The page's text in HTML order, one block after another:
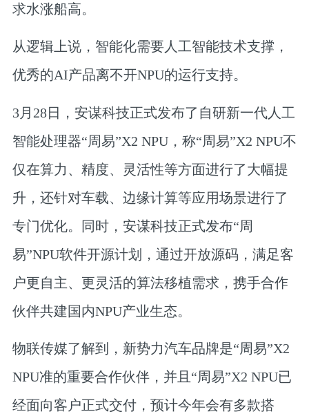
求水涨船高。
从逻辑上说，智能化需要人工智能技术支撑，
优秀的AI产品离不开NPU的运行支持。
3月28日，安谋科技正式发布了自研新一代人工
智能处理器“周易”X2 NPU，称“周易”X2 NPU不
仅在算力、精度、灵活性等方面进行了大幅提
升，还针对车载、边缘计算等应用场景进行了
专门优化。同时，安谋科技正式发布“周
易”NPU软件开源计划，通过开放源码，满足客
户更自主、更灵活的算法移植需求，携手合作
伙伴共建国内NPU产业生态。
物联传媒了解到，新势力汽车品牌是“周易”X2
NPU准的重要合作伙伴，并且“周易”X2 NPU已
经面向客户正式交付，预计今年会有多款搭